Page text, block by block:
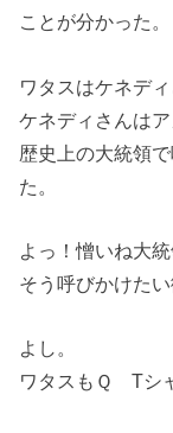
ことが分かった。
ワタスはケネデ
ケネディさんは
歴史上の大統領
た。
よっ！憎いね大統
そう呼びかけた
よし。
ワタスもＱ Tシ